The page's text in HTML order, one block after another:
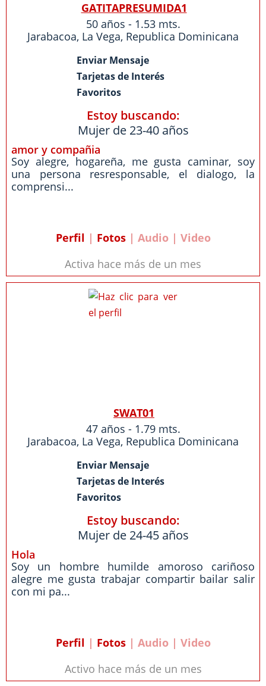
GATITAPRESUMIDA1
50 años - 1.53 mts.
Jarabacoa, La Vega, Republica Dominicana
Enviar Mensaje
Tarjetas de Interés
Favoritos
Estoy buscando:
Mujer de 23-40 años
amor y compañia
Soy alegre, hogareña, me gusta caminar, soy
una persona resresponsable, el dialogo, la
comprensi...
Perfil | Fotos| Audio | Video
Activa hace más de un mes
SWAT01
47 años - 1.79 mts.
Jarabacoa, La Vega, Republica Dominicana
Enviar Mensaje
Tarjetas de Interés
Favoritos
Estoy buscando:
Mujer de 24-45 años
Hola
Soy un hombre humilde amoroso cariñoso
alegre me gusta trabajar compartir bailar salir
con mi pa...
Perfil | Fotos| Audio | Video
Activo hace más de un mes